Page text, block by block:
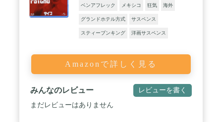
ベンアフレック メキシコ 狂気 海外
グランドホテル方式 サスペンス
スティーブンキング 洋画サスペンス
Amazonで詳しく見る
みんなのレビュー レビューを書く
まだレビューはありません